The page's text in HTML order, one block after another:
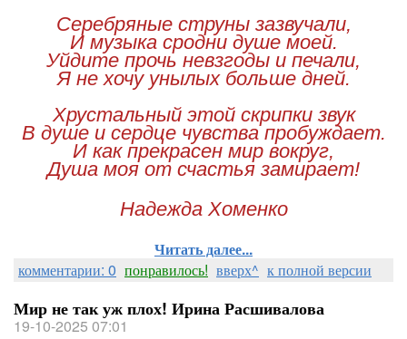
Серебряные струны зазвучали,
И музыка сродни душе моей.
Уйдите прочь невзгоды и печали,
Я не хочу унылых больше дней.
Хрустальный этой скрипки звук
В душе и сердце чувства пробуждает.
И как прекрасен мир вокруг,
Душа моя от счастья замирает!
Надежда Хоменко
Читать далее...
комментарии: 0 понравилось! вверх^ к полной версии
Мир не так уж плох! Ирина Расшивалова
19-10-2025 07:01